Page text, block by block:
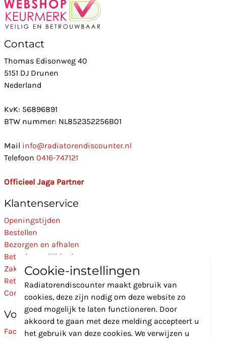
Contact
Thomas Edisonweg 40
5151 DJ Drunen
Nederland
KvK: 56896891
BTW nummer: NL852352256B01
Mail info@radiatorendiscounter.nl
Telefoon 0416-747121
Officieel Jaga Partner
Klantenservice
Openingstijden
Bestellen
Bezorgen en afhalen
Betaalmogelijkheden
Zakelijk
Retourneren
Contact
Volg Ons
Facebook
Cookie-instellingen
Radiatorendiscounter maakt gebruik van
cookies, deze zijn nodig om deze website zo
goed mogelijk te laten functioneren. Door
akkoord te gaan met deze melding accepteert u
het gebruik van deze cookies. We verwijzen u